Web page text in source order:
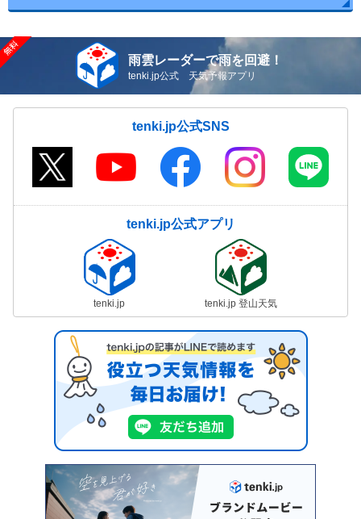
雨雲レーダーで雨を回避！
tenki.jp公式 天気予報アプリ
tenki.jp公式SNS
tenki.jp公式アプリ
tenki.jp tenki.jp 登山天気